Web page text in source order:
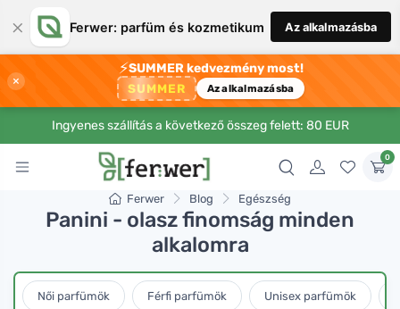
× Ferwer: parfüm és kozmetikum Az alkalmazásba
×
⚡SUMMER kedvezmény most!
SUMMER Az alkalmazásba
Ingyenes szállítás a következő összeg felett: 80 EUR
0
Ferwer Blog Egészség
Panini - olasz finomság minden
alkalomra
Női parfümök Férfi parfümök Unisex parfümök